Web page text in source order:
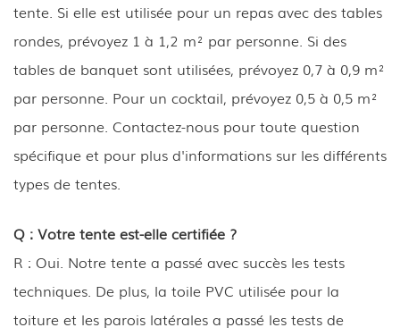
tente. Si elle est utilisée pour un repas avec des tables
rondes, prévoyez 1 à 1,2 m² par personne. Si des
tables de banquet sont utilisées, prévoyez 0,7 à 0,9 m²
par personne. Pour un cocktail, prévoyez 0,5 à 0,5 m²
par personne. Contactez-nous pour toute question
spécifique et pour plus d'informations sur les différents
types de tentes.
Q : Votre tente est-elle certifiée ?
R : Oui. Notre tente a passé avec succès les tests
techniques. De plus, la toile PVC utilisée pour la
toiture et les parois latérales a passé les tests de